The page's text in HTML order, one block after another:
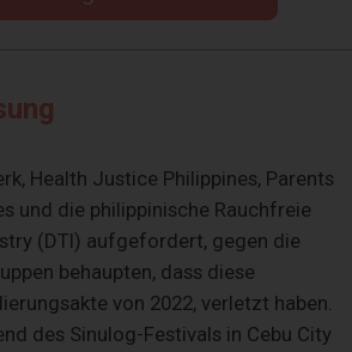
Health Justice Philippines, Parents
und die philippinische Rauchfreie
(DTI) aufgefordert, gegen die
behaupten, dass diese
von 2022, verletzt haben.
des Sinulog-Festivals in Cebu City